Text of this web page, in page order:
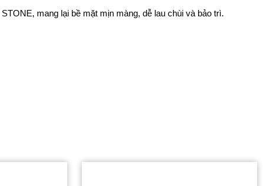
mang lại bề mặt mịn màng, dễ lau chùi và bảo trì.